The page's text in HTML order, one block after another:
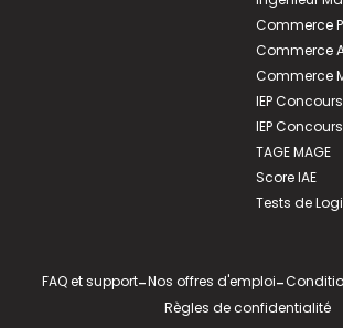
Commerce
Commerce
Commerce
IEP
IEP
TAGE MAGE
Score IAE
Tests de
FAQ et support-Nos offres d'emploi-
Règles de confidentialité